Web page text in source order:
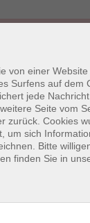
von einer
Surfens auf dem
jede
Seite vom
zurück. Cookies
um sich
Bitte
finden Sie in